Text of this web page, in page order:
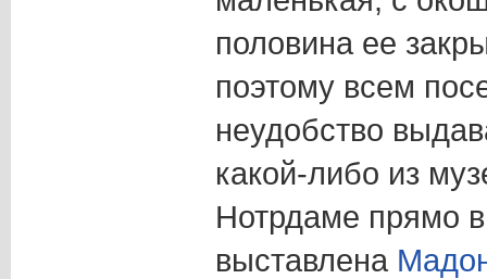
половина ее
поэтому всем
неудобство
какой-либо из
Нотрдаме прямо
выставлена